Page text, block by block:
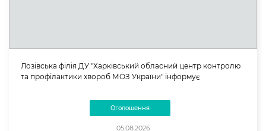
Лозівська філія ДУ "Харківський обласний центр контролю
та профілактики хвороб МОЗ України" інформує
Оголошення
05.08.2026